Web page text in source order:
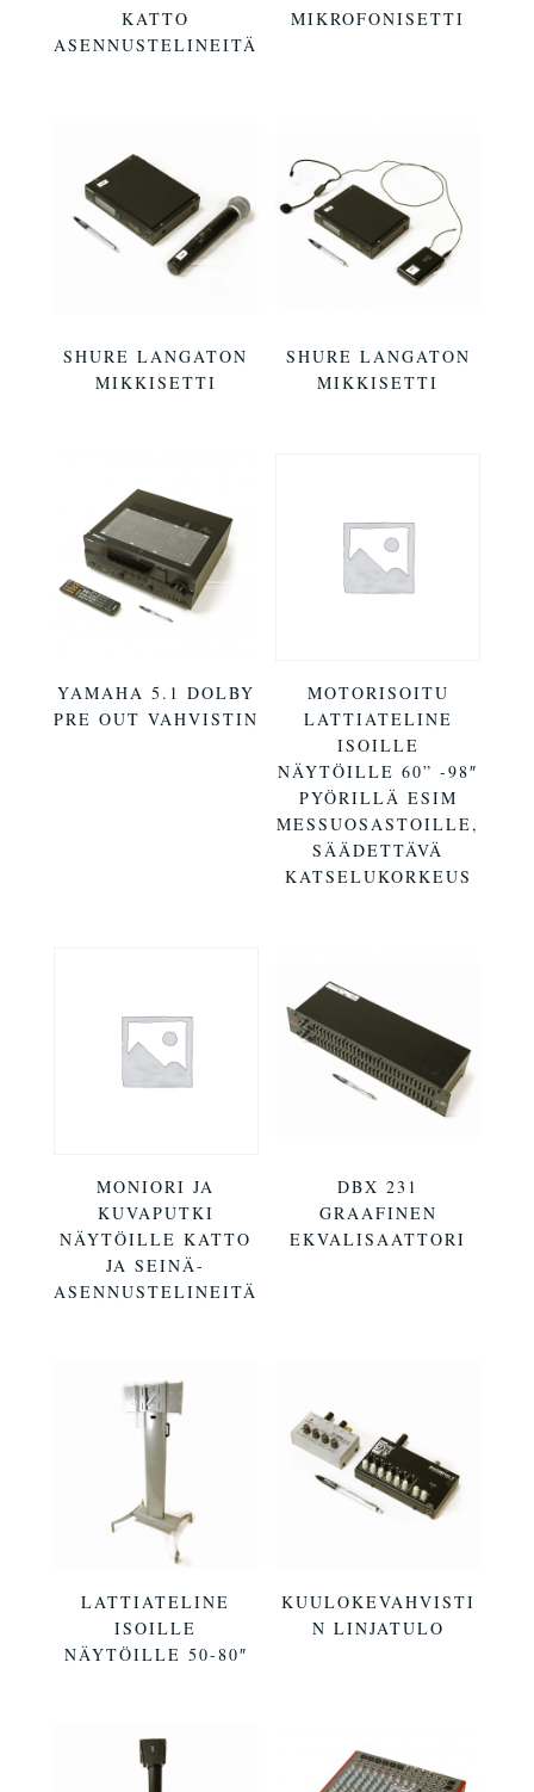
KATTO
ASENNUSTELINEITÄ
MIKROFONISETTI
SHURE LANGATON
MIKKISETTI
SHURE LANGATON
MIKKISETTI
YAMAHA 5.1 DOLBY
PRE OUT VAHVISTIN
MOTORISOITU
LATTIATELINE
ISOILLE
NÄYTÖILLE 60” -98″
PYÖRILLÄ ESIM
MESSUOSASTOILLE,
SÄÄDETTÄVÄ
KATSELUKORKEUS
MONIORI JA
KUVAPUTKI
NÄYTÖILLE KATTO
JA SEINÄ-
ASENNUSTELINEITÄ
DBX 231
GRAAFINEN
EKVALISAATTORI
LATTIATELINE
ISOILLE
NÄYTÖILLE 50-80″
KUULOKEVAHVISTI
N LINJATULO